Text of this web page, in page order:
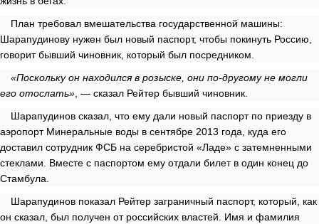
План требовал вмешательства государственной машины:
Шарапудинову нужен был новый паспорт, чтобы покинуть Россию,
говорит бывший чиновник, который был посредником.
«Поскольку он находился в розыске, они по-другому не могли
его отослать» , — сказал Рейтер бывший чиновник.
Шарапудинов сказал, что ему дали новый паспорт по приезду в
аэропорт Минеральные воды в сентябре 2013 года, куда его
доставил сотрудник ФСБ на серебристой «Ладе» с затемненными
стеклами. Вместе с паспортом ему отдали билет в один конец до
Стамбула.
Шарапудинов показал Рейтер заграничный паспорт, который, как
он сказал, был получен от российских властей. Имя и фамилия